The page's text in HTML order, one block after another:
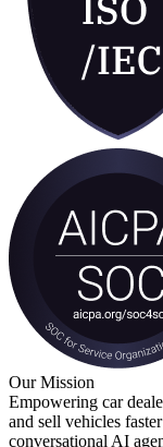
Our Mission
Empowering car
and sell vehicles
conversational AI